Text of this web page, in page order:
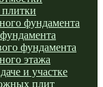
плитки
фундамента
фундамента
этажа
и участке
плит